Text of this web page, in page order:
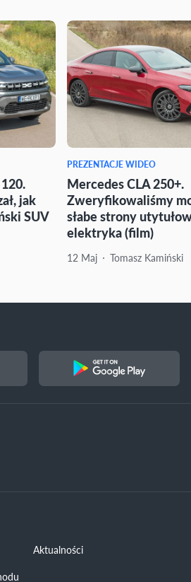
jak
SUV
PREZENTACJE WIDEO
Mercedes CLA 250+.
Zweryfikowaliśmy
słabe strony
elektryka (film)
12 Maj Tomasz Kamiński
Aktualności